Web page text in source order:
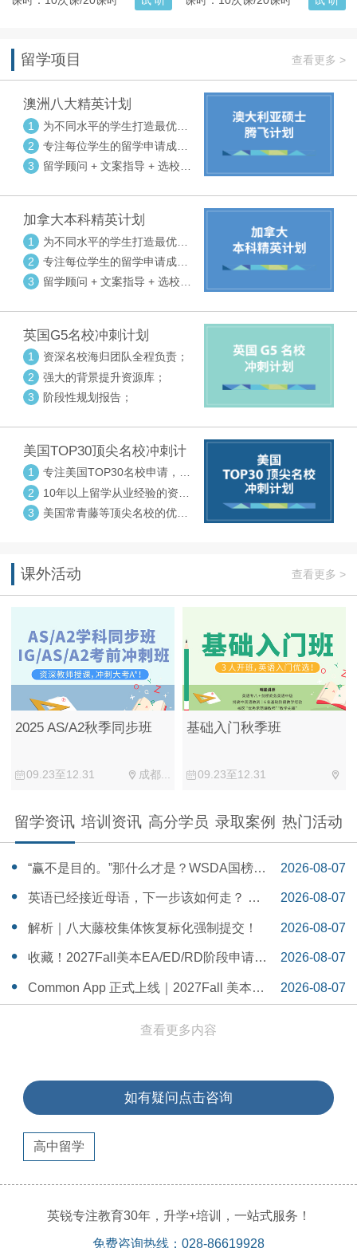
留学项目 查看更多 >
澳洲八大精英计划
1
为不同水平的学生打造最优选
校方案
2
专注每位学生的留学申请成功
率
3
留学顾问 + 文案指导 + 选校申
加拿大本科精英计划
1
为不同水平的学生打造最优选
校方案
2
专注每位学生的留学申请成功
率
3
留学顾问 + 文案指导 + 选校申
英国G5名校冲刺计划
1
资深名校海归团队全程负责；
2
强大的背景提升资源库；
3
阶段性规划报告；
美国TOP30顶尖名校冲刺计
划
1
专注美国TOP30名校申请，高
度个性化指导
2
10年以上留学从业经验的资深
中方顾问
3
美国常青藤等顶尖名校的优秀
课外活动 查看更多 >
2025 AS/A2秋季同步班
09.23至12.31 成都...
基础入门秋季班
09.23至12.31
留学资讯 培训资讯 高分学员 录取案例 热门活动
“赢不是目的。”那什么才是？WSDA国榜第
一Serena给出她的回答
2026-08-07
14:55:58
英语已经接近母语，下一步该如何走？ 一
个WSDA冠军少年的成长答案
2026-08-07
14:42:48
解析｜八大藤校集体恢复标化强制提交！
2026-08-07
14:26:40
收藏！2027Fall美本EA/ED/RD阶段申请截
止日期汇总！
2026-08-07
14:20:11
Common App 正式上线｜2027Fall 美本申
2026-08-07
查看更多内容
如有疑问点击咨询
高中留学
英锐专注教育30年，升学+培训，一站式服务！
免费咨询热线：028-86619928